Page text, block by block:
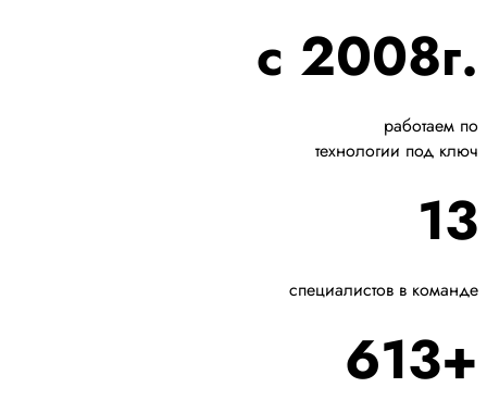
с 2008г.
работаем по
технологии под ключ
13
специалистов в команде
613+